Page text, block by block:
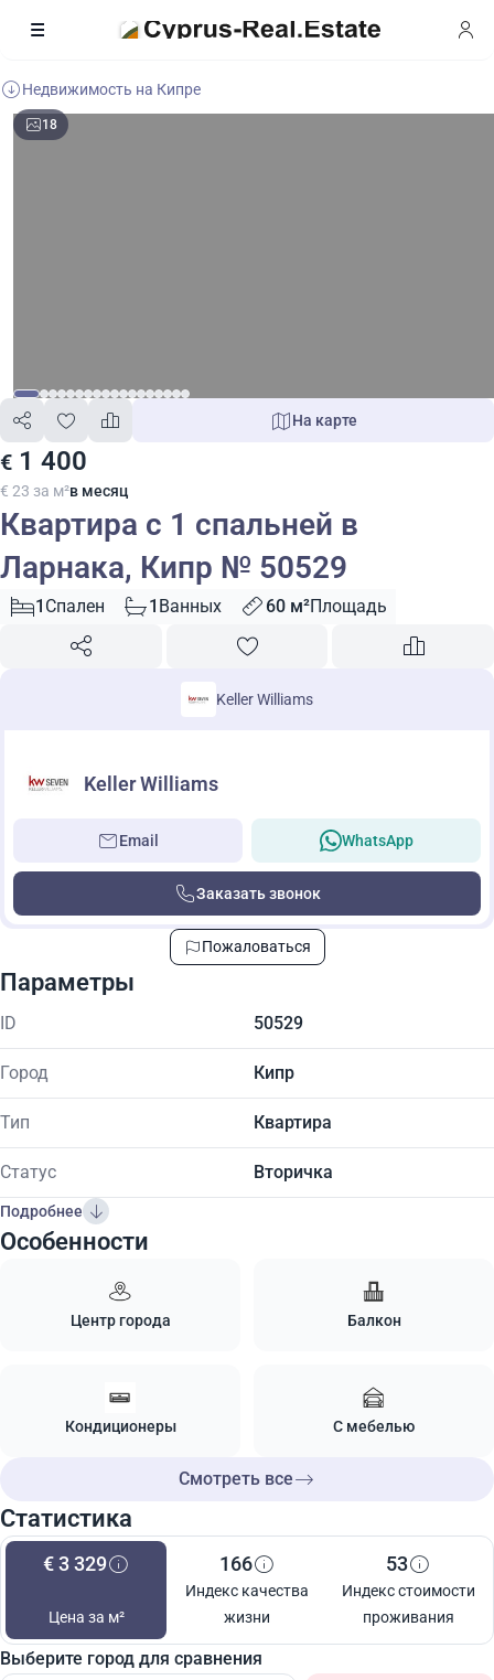
Недвижимость на Кипре
18
€ 1 400
€ 23 за м²в месяц
На карте
Квартира с 1 спальней в
Ларнака, Кипр № 50529
1 Спален 1 Ванных 60 м²Площадь
Keller Williams
Keller Williams
Email WhatsApp
Заказать звонок
Пожаловаться
Параметры
ID 50529
Город Кипр
Тип Квартира
Статус Вторичка
Подробнее
Особенности
Центр города Балкон
Кондиционеры С мебелью
Смотреть все
Статистика
€ 3 329
Цена за м²
166
Индекс качества
жизни
53
Индекс стоимости
проживания
Выберите город для сравнения